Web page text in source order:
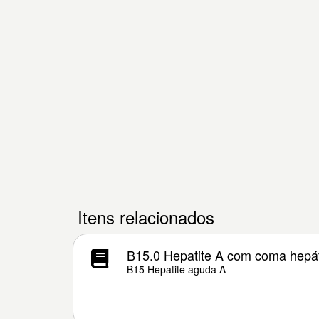
Itens relacionados
B15.0 Hepatite A com coma
B15 Hepatite aguda A